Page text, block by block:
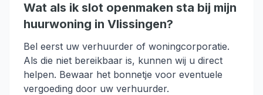
Wat als ik slot openmaken sta bij mijn
huurwoning in Vlissingen?
Bel eerst uw verhuurder of woningcorporatie.
Als die niet bereikbaar is, kunnen wij u direct
helpen. Bewaar het bonnetje voor eventuele
vergoeding door uw verhuurder.